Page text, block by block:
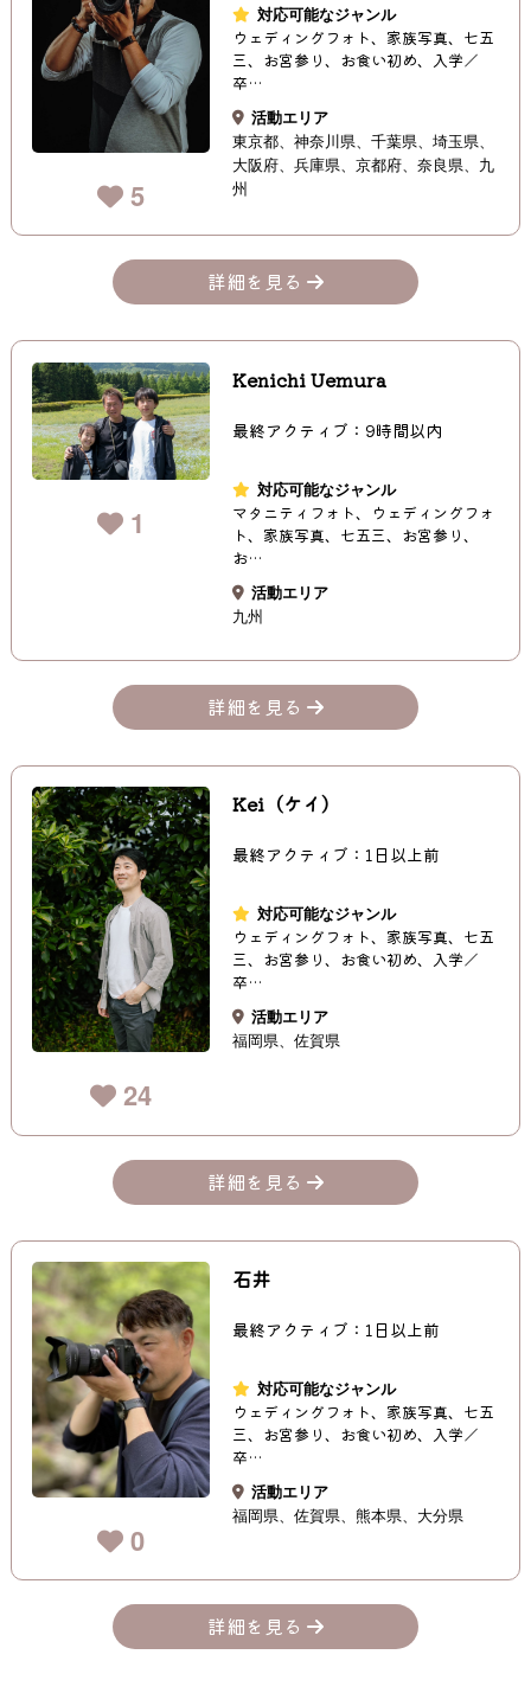
5
対応可能なジャンル
ウェディングフォト、家族写真、七五
三、お宮参り、お食い初め、入学／
卒…
活動エリア
東京都
神奈川県 千葉県
埼玉県
大阪府
兵庫県 京都府 奈良県
九
州
詳細を見る
1
Kenichi Uemura
最終アクティブ：9時間以内
対応可能なジャンル
マタニティフォト、ウェディングフォ
ト、家族写真、七五三、お宮参り、
お…
活動エリア
九州
詳細を見る
24
Kei（ケイ）
最終アクティブ：1日以上前
対応可能なジャンル
ウェディングフォト、家族写真、七五
三、お宮参り、お食い初め、入学／
卒…
活動エリア
福岡県
佐賀県
詳細を見る
0
石井
最終アクティブ：1日以上前
対応可能なジャンル
ウェディングフォト、家族写真、七五
三、お宮参り、お食い初め、入学／
卒…
活動エリア
福岡県
佐賀県 熊本県 大分県
詳細を見る